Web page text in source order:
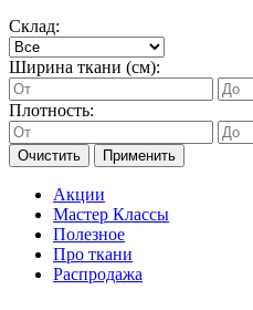
Склад:
Ширина ткани (см):
Плотность:
Очистить Применить
Акции
Мастер Классы
Полезное
Про ткани
Распродажа